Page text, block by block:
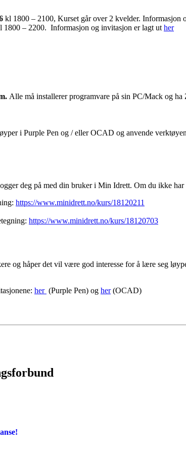
kl 1800 – 2100, Kurset går over 2 kvelder. Informasjon
1800 – 2200. Informasjon og invitasjon er lagt ut her
Alle må installerer programvare på sin PC/Mack og
i Purple Pen og / eller OCAD og anvende
deg på med din bruker i Min Idrett. Om du ikke har
https://www.minidrett.no/kurs/18120211
https://www.minidrett.no/kurs/18120703
og håper det vil være god interesse for å lære seg
her (Purple Pen) og her(OCAD)